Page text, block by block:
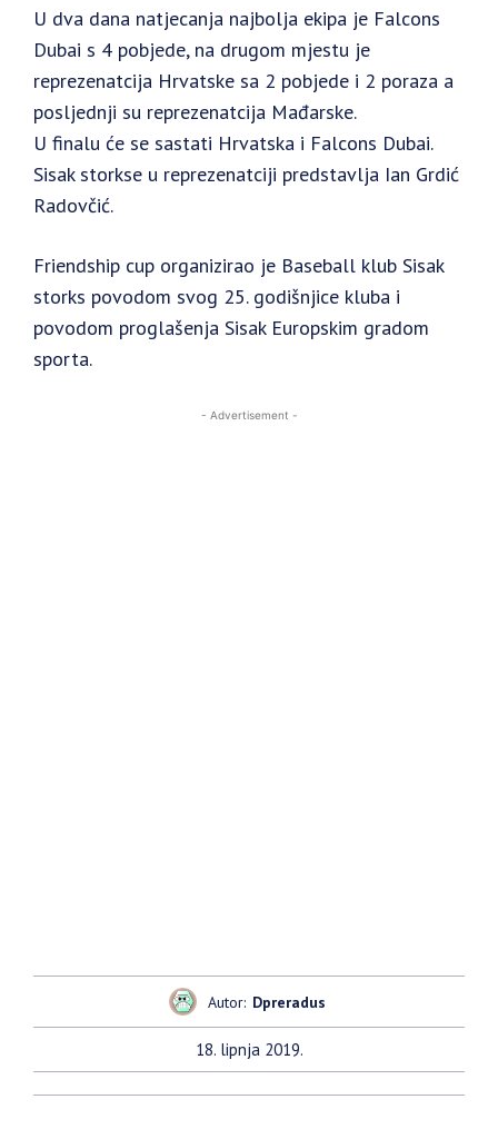
U dva dana natjecanja najbolja ekipa je Falcons
Dubai s 4 pobjede, na drugom mjestu je
reprezenatcija Hrvatske sa 2 pobjede i 2 poraza a
posljednji su reprezenatcija Mađarske.
U finalu će se sastati Hrvatska i Falcons Dubai.
Sisak storkse u reprezenatciji predstavlja Ian Grdić
Radovčić.
Friendship cup organizirao je Baseball klub Sisak
storks povodom svog 25. godišnjice kluba i
povodom proglašenja Sisak Europskim gradom
sporta.
- Advertisement -
Autor: Dpreradus
18. lipnja 2019.